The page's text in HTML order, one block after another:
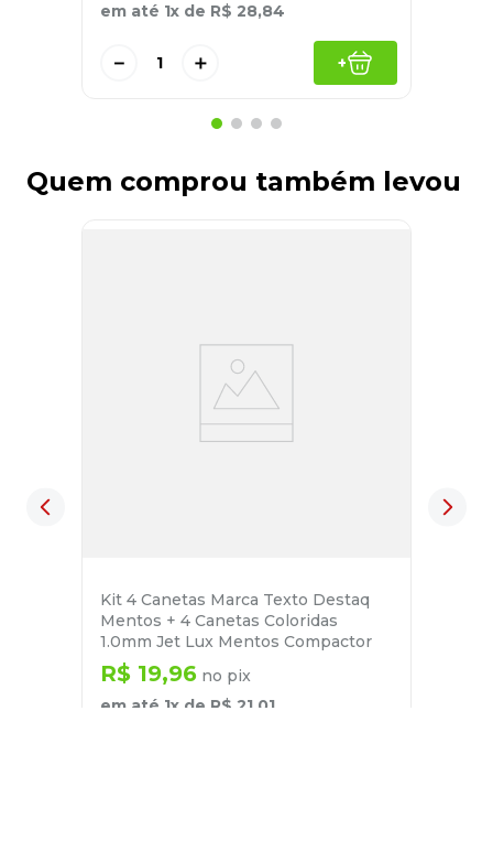
em até 1x de R$ 28,84
＋
－ +
Quem comprou também levou
Kit 4 Canetas Marca Texto Destaq
Mentos + 4 Canetas Coloridas
1.0mm Jet Lux Mentos Compactor
R$ 19,96 no pix
em até 1x de R$ 21 01